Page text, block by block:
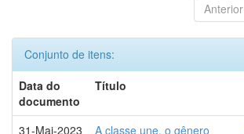
Anterior
Conjunto de itens:
Data do
documento
Título
31-Mai-2023
A classe une, o gênero